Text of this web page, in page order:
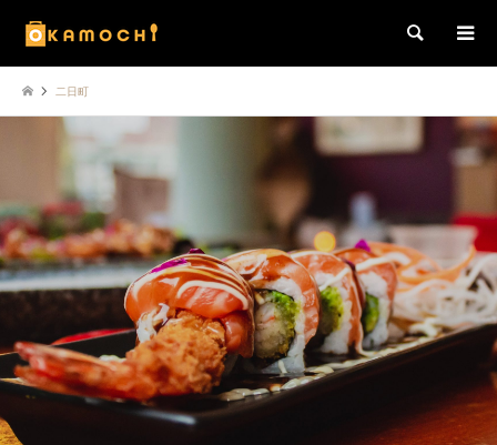
検索
二日町